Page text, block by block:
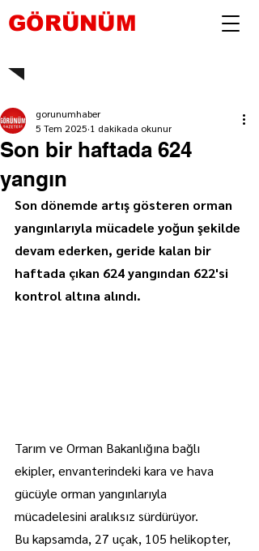
GÖRÜNÜM
Son bir haftada 624
yangın
gorunumhaber
5 Tem 2025 1 dakikada okunur
Son dönemde artış gösteren orman
yangınlarıyla mücadele yoğun şekilde
devam ederken, geride kalan bir
haftada çıkan 624 yangından 622'si
kontrol altına alındı.
Tarım ve Orman Bakanlığına bağlı
ekipler, envanterindeki kara ve hava
gücüyle orman yangınlarıyla
mücadelesini aralıksız sürdürüyor.
Bu kapsamda, 27 uçak, 105 helikopter,